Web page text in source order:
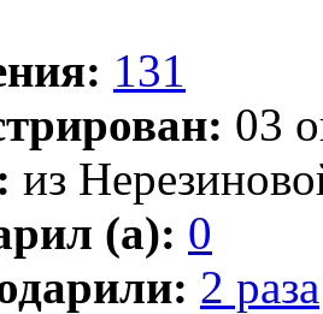
131
03
из
(а): 0
2 раза